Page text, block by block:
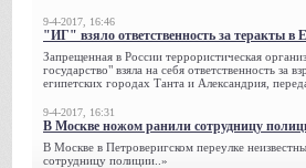
9-4-2017, 16:46
"ИГ" взяло ответственность за теракты в
Запрещенная в России террористическая
государство" взяла на себя ответственность за
египетских городах Танта и Александрия,
9-4-2017, 16:31
В Москве ножом ранили сотрудницу
В Москве в Петроверигском переулке
сотрудницу полиции..»